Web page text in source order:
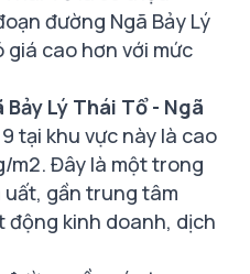
đường Ngã Bảy Lý
giá cao hơn với mức
Lý Thái Tổ - Ngã
tại khu vực này là cao
m2. Đây là một trong
gần trung tâm
động kinh doanh, dịch